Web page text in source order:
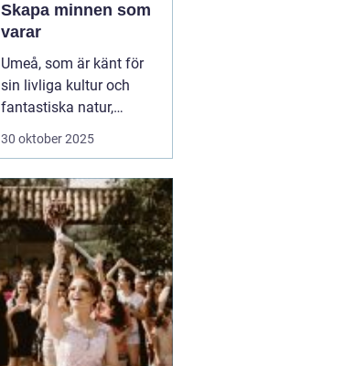
Skapa minnen som
varar
Umeå, som är känt för
sin livliga kultur och
fantastiska natur,
erbjuder många tillfällen
staden för att utforska
dess kulturella
evenemang eller de
vackra norrlands...
30 oktober 2025